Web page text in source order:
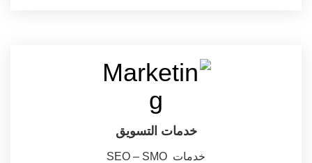
خدمات التسويق
خدمات SEO – SMO